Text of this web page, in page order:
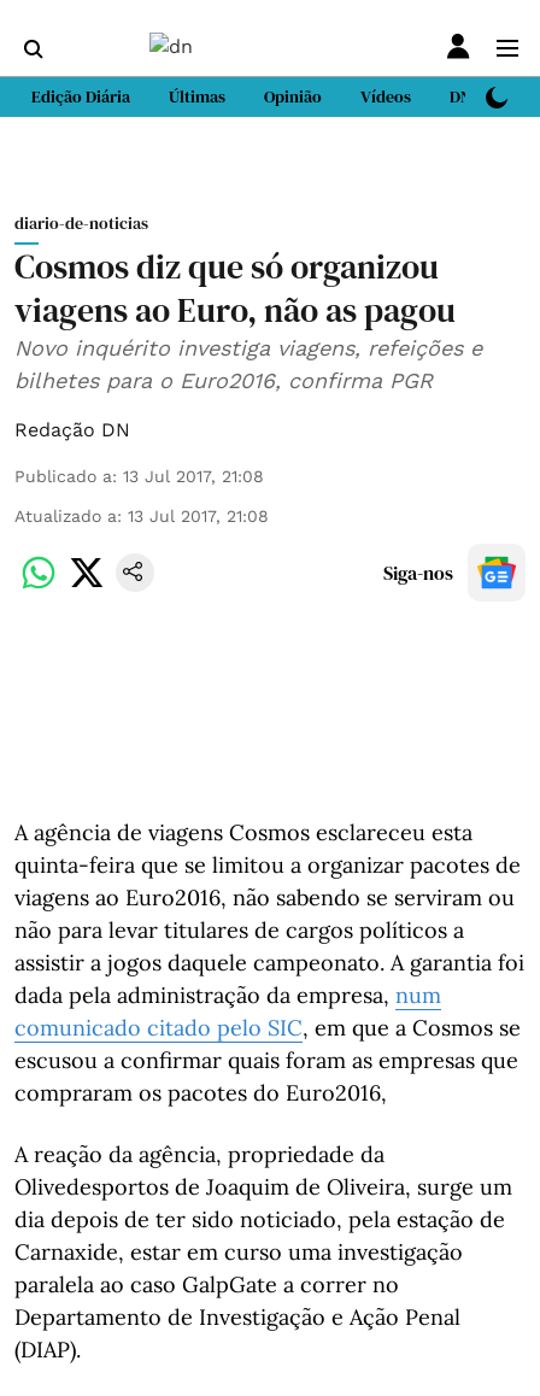
Edição Diária Últimas Opinião Vídeos DN Sport
diario-de-noticias
Cosmos diz que só organizou
viagens ao Euro, não as pagou
Novo inquérito investiga viagens, refeições e
bilhetes para o Euro2016, confirma PGR
Redação DN
Publicado a: 13 Jul 2017, 21:08
Atualizado a: 13 Jul 2017, 21:08
Siga-nos
A agência de viagens Cosmos esclareceu esta
quinta-feira que se limitou a organizar pacotes de
viagens ao Euro2016, não sabendo se serviram ou
não para levar titulares de cargos políticos a
assistir a jogos daquele campeonato. A garantia foi
dada pela administração da empresa, num
comunicado citado pelo SIC, em que a Cosmos se
escusou a confirmar quais foram as empresas que
compraram os pacotes do Euro2016,
A reação da agência, propriedade da
Olivedesportos de Joaquim de Oliveira, surge um
dia depois de ter sido noticiado, pela estação de
Carnaxide, estar em curso uma investigação
paralela ao caso GalpGate a correr no
Departamento de Investigação e Ação Penal
(DIAP).